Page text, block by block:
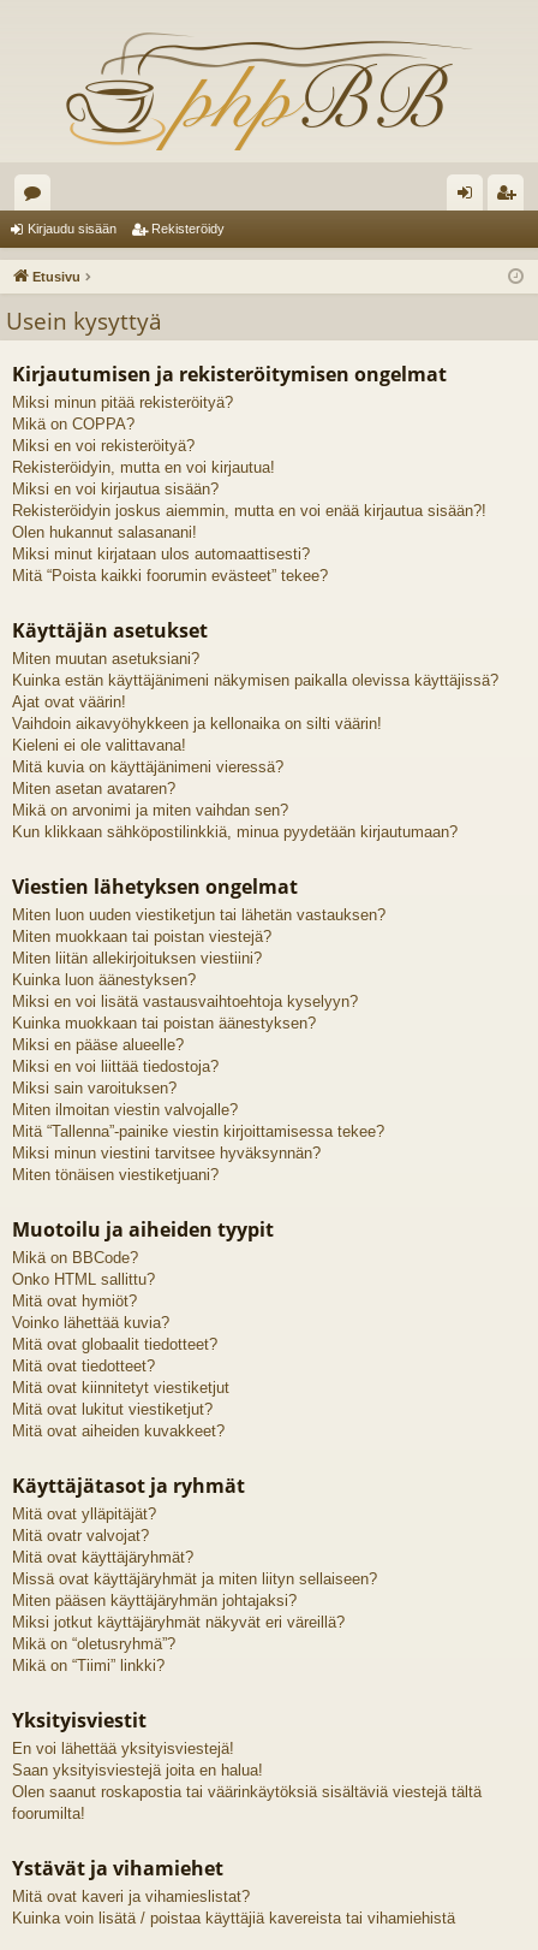
es
ku
el
ua
lu
ee
t
au
si
ist
öi
Kirjaudu sisään Rekisteröidy
Etusivu
Usein kysyttyä
Kirjautumisen ja rekisteröitymisen ongelmat
Miksi minun pitää rekisteröityä?
Mikä on COPPA?
Miksi en voi rekisteröityä?
Rekisteröidyin, mutta en voi kirjautua!
Miksi en voi kirjautua sisään?
Rekisteröidyin joskus aiemmin, mutta en voi enää kirjautua sisään?!
Olen hukannut salasanani!
Miksi minut kirjataan ulos automaattisesti?
Mitä “Poista kaikki foorumin evästeet” tekee?
Käyttäjän asetukset
Miten muutan asetuksiani?
Kuinka estän käyttäjänimeni näkymisen paikalla olevissa käyttäjissä?
Ajat ovat väärin!
Vaihdoin aikavyöhykkeen ja kellonaika on silti väärin!
Kieleni ei ole valittavana!
Mitä kuvia on käyttäjänimeni vieressä?
Miten asetan avataren?
Mikä on arvonimi ja miten vaihdan sen?
Kun klikkaan sähköpostilinkkiä, minua pyydetään kirjautumaan?
Viestien lähetyksen ongelmat
Miten luon uuden viestiketjun tai lähetän vastauksen?
Miten muokkaan tai poistan viestejä?
Miten liitän allekirjoituksen viestiini?
Kuinka luon äänestyksen?
Miksi en voi lisätä vastausvaihtoehtoja kyselyyn?
Kuinka muokkaan tai poistan äänestyksen?
Miksi en pääse alueelle?
Miksi en voi liittää tiedostoja?
Miksi sain varoituksen?
Miten ilmoitan viestin valvojalle?
Mitä “Tallenna”-painike viestin kirjoittamisessa tekee?
Miksi minun viestini tarvitsee hyväksynnän?
Miten tönäisen viestiketjuani?
Muotoilu ja aiheiden tyypit
Mikä on BBCode?
Onko HTML sallittu?
Mitä ovat hymiöt?
Voinko lähettää kuvia?
Mitä ovat globaalit tiedotteet?
Mitä ovat tiedotteet?
Mitä ovat kiinnitetyt viestiketjut
Mitä ovat lukitut viestiketjut?
Mitä ovat aiheiden kuvakkeet?
Käyttäjätasot ja ryhmät
Mitä ovat ylläpitäjät?
Mitä ovatr valvojat?
Mitä ovat käyttäjäryhmät?
Missä ovat käyttäjäryhmät ja miten liityn sellaiseen?
Miten pääsen käyttäjäryhmän johtajaksi?
Miksi jotkut käyttäjäryhmät näkyvät eri väreillä?
Mikä on “oletusryhmä”?
Mikä on “Tiimi” linkki?
Yksityisviestit
En voi lähettää yksityisviestejä!
Saan yksityisviestejä joita en halua!
Olen saanut roskapostia tai väärinkäytöksiä sisältäviä viestejä tältä
foorumilta!
Ystävät ja vihamiehet
Mitä ovat kaveri ja vihamieslistat?
Kuinka voin lisätä / poistaa käyttäjiä kavereista tai vihamiehistä